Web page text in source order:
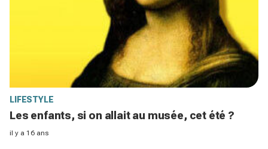
LIFESTYLE
Les enfants, si on allait au musée, cet été ?
il y a 16 ans